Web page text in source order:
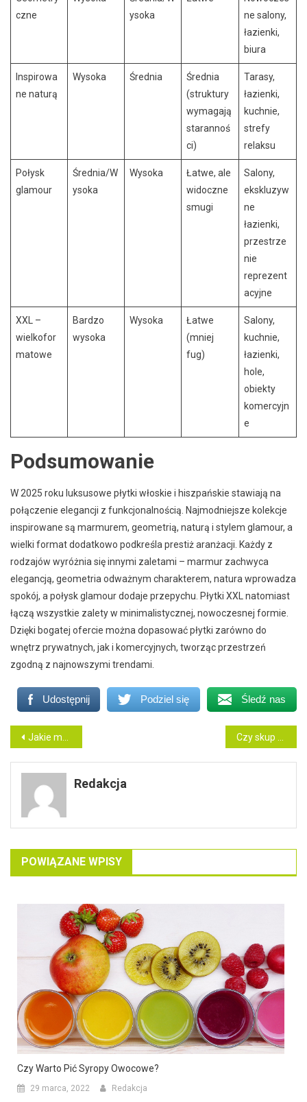
czne
ysoka
ne salony,
łazienki,
biura
Inspirowa
ne naturą
Wysoka Średnia
Średnia
(struktury
wymagają
starannoś
ci)
Tarasy,
łazienki,
kuchnie,
strefy
relaksu
Połysk
glamour
Średnia/W
ysoka
Wysoka
Łatwe, ale
widoczne
smugi
Salony,
ekskluzyw
ne
łazienki,
przestrze
nie
reprezent
acyjne
XXL –
wielkofor
matowe
Bardzo
wysoka
Wysoka
Łatwe
(mniej
fug)
Salony,
kuchnie,
łazienki,
hole,
obiekty
komercyjn
e
Podsumowanie
W 2025 roku luksusowe płytki włoskie i hiszpańskie stawiają na
połączenie elegancji z funkcjonalnością. Najmodniejsze kolekcje
inspirowane są marmurem, geometrią, naturą i stylem glamour, a
wielki format dodatkowo podkreśla prestiż aranżacji. Każdy z
rodzajów wyróżnia się innymi zaletami – marmur zachwyca
elegancją, geometria odważnym charakterem, natura wprowadza
spokój, a połysk glamour dodaje przepychu. Płytki XXL natomiast
łączą wszystkie zalety w minimalistycznej, nowoczesnej formie.
Dzięki bogatej ofercie można dopasować płytki zarówno do
wnętrz prywatnych, jak i komercyjnych, tworząc przestrzeń
zgodną z najnowszymi trendami.
Udostępnij Podziel się Śledź nas
Nawigacja
wpisu
Jakie maszyny są niezbędne w każdej lodziarni?
Redakcja
POWIĄZANE WPISY
Czy Warto Pić Syropy Owocowe?
29 marca, 2022 Redakcja